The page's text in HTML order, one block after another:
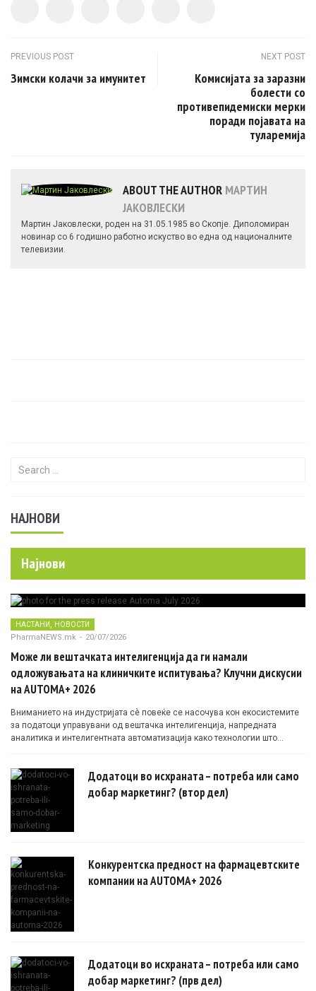
Post navigation
PREVIOUS POST
Зимски колачи за имунитет
NEXT POST
Комисијата за заразни
болести со
противепидемиски мерки
поради појавата на
туларемија
ABOUT THE AUTHOR МАРТИН
ЈАКОВЛЕСКИ
Мартин Јаковлески, роден на 31.05.1985 во Скопје. Диполомиран
новинар со 6 годишно работно искуство во една од националните
телевизии.
Search for:
НАЈНОВИ
Најнови
НАСТАНИ, НОВОСТИ
PharmaNEWS.mk - 20/07/2026
Може ли вештачката интелигенција да ги намали
одложувањата на клиничките испитувања? Клучни дискусии
на AUTOMA+ 2026
Вниманието на индустријата сè повеќе се насочува кон екосистемите
за податоци управувани од вештачка интелигенција, напредната
аналитика и интелигентната автоматизација како технологии што
Додатоци во исхраната – потреба или само
добар маркетинг? (втор дел)
Конкурентска предност на фармацевтските
компании на AUTOMA+ 2026
Додатоци во исхраната – потреба или само
добар маркетинг? (прв дел)